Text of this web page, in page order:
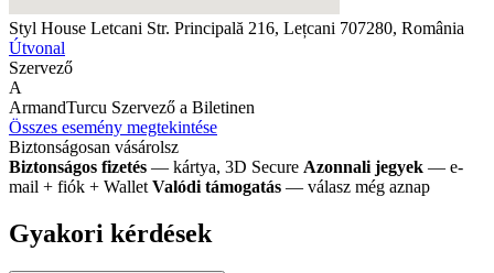
Styl House Letcani Str. Principală 216, Lețcani 707280, România
Útvonal
Szervező
A
ArmandTurcu Szervező a Biletinen
Összes esemény megtekintése
Biztonságosan vásárolsz
Biztonságos fizetés — kártya, 3D Secure Azonnali jegyek — e-
mail + fiók + Wallet Valódi támogatás — válasz még aznap
Gyakori kérdések